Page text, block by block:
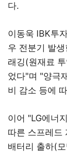
다.
이동욱 IBK투
우 전분기 발
래깅(원재료
었다"며 "양극
비 감소 등에
이어 "LG에너
따른 스프레드
배터리 출하(